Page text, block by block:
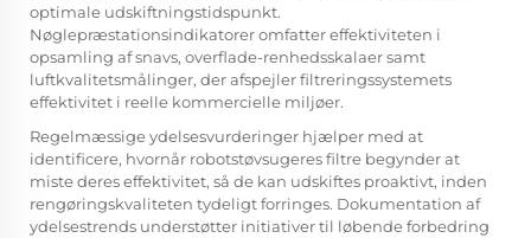
optimale udskiftningstidspunkt.
Nøglepræstationsindikatorer omfatter effektiviteten i
opsamling af snavs, overflade-renhedsskalaer samt
luftkvalitetsmålinger, der afspejler filtreringssystemets
effektivitet i reelle kommercielle miljøer.
Regelmæssige ydelsesvurderinger hjælper med at
identificere, hvornår robotstøvsugeres filtre begynder at
miste deres effektivitet, så de kan udskiftes proaktivt, inden
rengøringskvaliteten tydeligt forringes. Dokumentation af
ydelsestrends understøtter initiativer til løbende forbedring